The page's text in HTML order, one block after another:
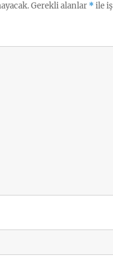
Gerekli alanlar *ile